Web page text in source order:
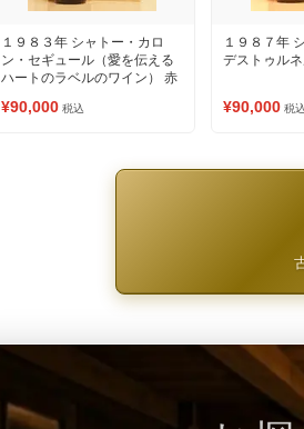
１９８３年 シャトー・カロ
ン・セギュール（愛を伝える
ハートのラベルのワイン） 赤
¥90,000 税込
１９８７年
デストゥル
¥90,000 税込